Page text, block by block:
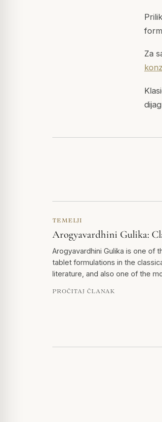
Za
TEMELJI
Arogyavardhini Gulika:
Arogyavardhini Gulika is one of
tablet formulations in the
literature, and also one of the
PROČITAJ ČLANAK